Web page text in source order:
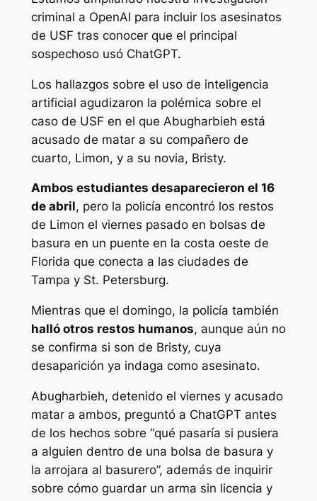
criminal a OpenAI para incluir los asesinatos
de USF tras conocer que el principal
sospechoso usó ChatGPT.
Los hallazgos sobre el uso de inteligencia
artificial agudizaron la polémica sobre el
caso de USF en el que Abugharbieh está
acusado de matar a su compañero de
cuarto, Limon, y a su novia, Bristy.
Ambos estudiantes desaparecieron el 16
de abril, pero la policía encontró los restos
de Limon el viernes pasado en bolsas de
basura en un puente en la costa oeste de
Florida que conecta a las ciudades de
Tampa y St. Petersburg.
Mientras que el domingo, la policía también
halló otros restos humanos, aunque aún no
se confirma si son de Bristy, cuya
desaparición ya indaga como asesinato.
Abugharbieh, detenido el viernes y acusado
matar a ambos, preguntó a ChatGPT antes
de los hechos sobre “qué pasaría si pusiera
a alguien dentro de una bolsa de basura y
la arrojara al basurero”, además de inquirir
sobre cómo guardar un arma sin licencia y